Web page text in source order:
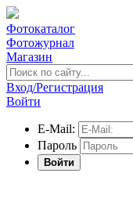
Фотокаталог
Фотожурнал
Магазин
Вход/Регистрация
Войти
E-Mail:
Пароль
Войти